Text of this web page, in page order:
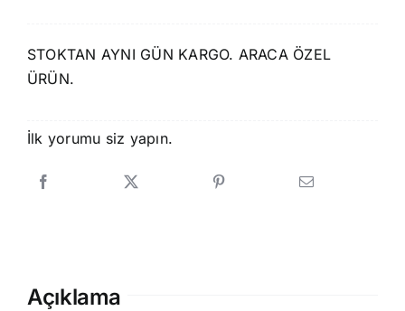
2016
Paspas+Bagaj
STOKTAN AYNI GÜN KARGO. ARACA ÖZEL
ÜRÜN.
İlk yorumu siz yapın.
Açıklama